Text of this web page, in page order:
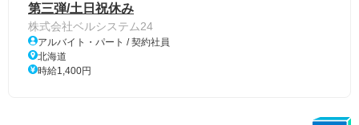
第三弾/土日祝休み
株式会社ベルシステム24
アルバイト・パート / 契約社員
北海道
時給1,400円